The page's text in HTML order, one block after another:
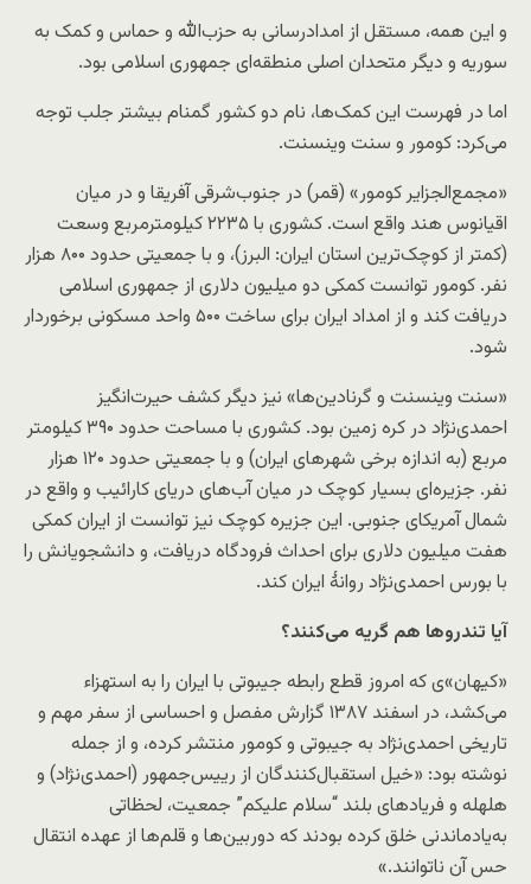
و این همه، مستقل از امدادرسانی به حزب‌الله و حماس و کمک به
سوریه و دیگر متحدان اصلی منطقه‌ای جمهوری اسلامی بود.
اما در فهرست این کمک‌ها، نام دو کشور گمنام بیشتر جلب توجه
می‌کرد: کومور و سنت وینسنت.
«مجمع‌الجزایر کومور» (قمر) در جنوب‌شرقی آفریقا و در میان
اقیانوس هند واقع است. کشوری با ۲۲۳۵ کیلومترمربع وسعت
(کمتر از کوچک‌ترین استان ایران: البرز)، و با جمعیتی حدود ۸۰۰ هزار
نفر. کومور توانست کمکی دو میلیون دلاری از جمهوری اسلامی
دریافت کند و از امداد ایران برای ساخت ۵۰۰ واحد مسکونی برخوردار
شود.
«سنت وینسنت و گرنادین‌ها» نیز دیگر کشف حیرت‌انگیز
احمدی‌نژاد در کره زمین بود. کشوری با مساحت حدود ۳۹۰ کیلومتر
مربع (به‌ اندازه برخی شهرهای ایران) و با جمعیتی حدود ۱۲۰ هزار
نفر. جزیره‌ای بسیار کوچک در میان آب‌های دریای کارائیب و واقع در
شمال آمریکای جنوبی. این جزیره کوچک نیز توانست از ایران کمکی
هفت میلیون دلاری برای احداث فرودگاه دریافت، و دانشجویانش را
با بورس احمدی‌نژاد روانهٔ ایران کند.
آیا تندرو‌ها هم گریه می‌کنند؟
«کیهان»ی که امروز قطع رابطه جیبوتی با ایران را به استهزاء
می‌کشد، در اسفند ۱۳۸۷ گزارش مفصل و احساسی از سفر مهم و
تاریخی احمدی‌نژاد به جیبوتی و کومور منتشر کرده، و از جمله
نوشته بود: «خیل استقبال‌کنندگان از رییس‌جمهور (احمدی‌نژاد) و
هلهله و فریادهای بلند “سلام علیکم” جمعیت، لحظاتی
به‌یادماندنی خلق کرده بودند که دوربین‌ها و قلم‌ها از عهده انتقال
حس آن ناتوانند.»